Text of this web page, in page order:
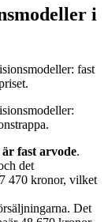
i
fast
.
.
är fast arvode.
det
470 kronor, vilket
Det